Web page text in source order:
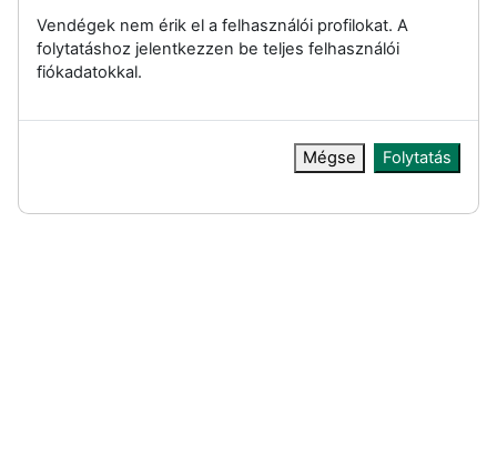
Vendégek nem érik el a felhasználói profilokat. A
folytatáshoz jelentkezzen be teljes felhasználói
fiókadatokkal.
Mégse Folytatás